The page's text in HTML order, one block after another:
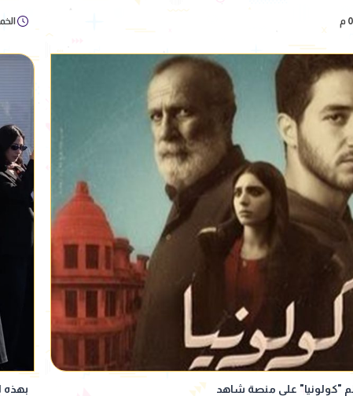
الخميس 11/
"كولونيا" على منصة شاهد
بهذه